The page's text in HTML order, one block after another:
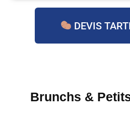
DEVIS
Brunchs &